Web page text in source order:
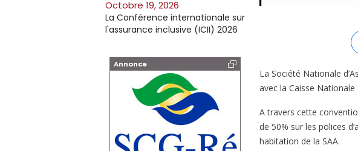
octobre 19, 2026
La Conférence internationale sur
l'assurance inclusive (ICII) 2026
Annonce
La Société Nationale
avec la Caisse Nationale
A travers cette
de 50% sur les polices
habitation de la SAA.